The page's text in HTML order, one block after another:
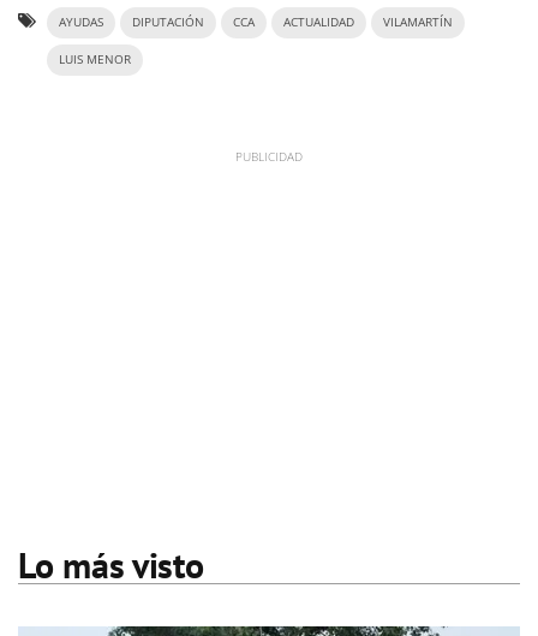
AYUDAS DIPUTACIÓN CCA ACTUALIDAD VILAMARTÍN
LUIS MENOR
Lo más visto